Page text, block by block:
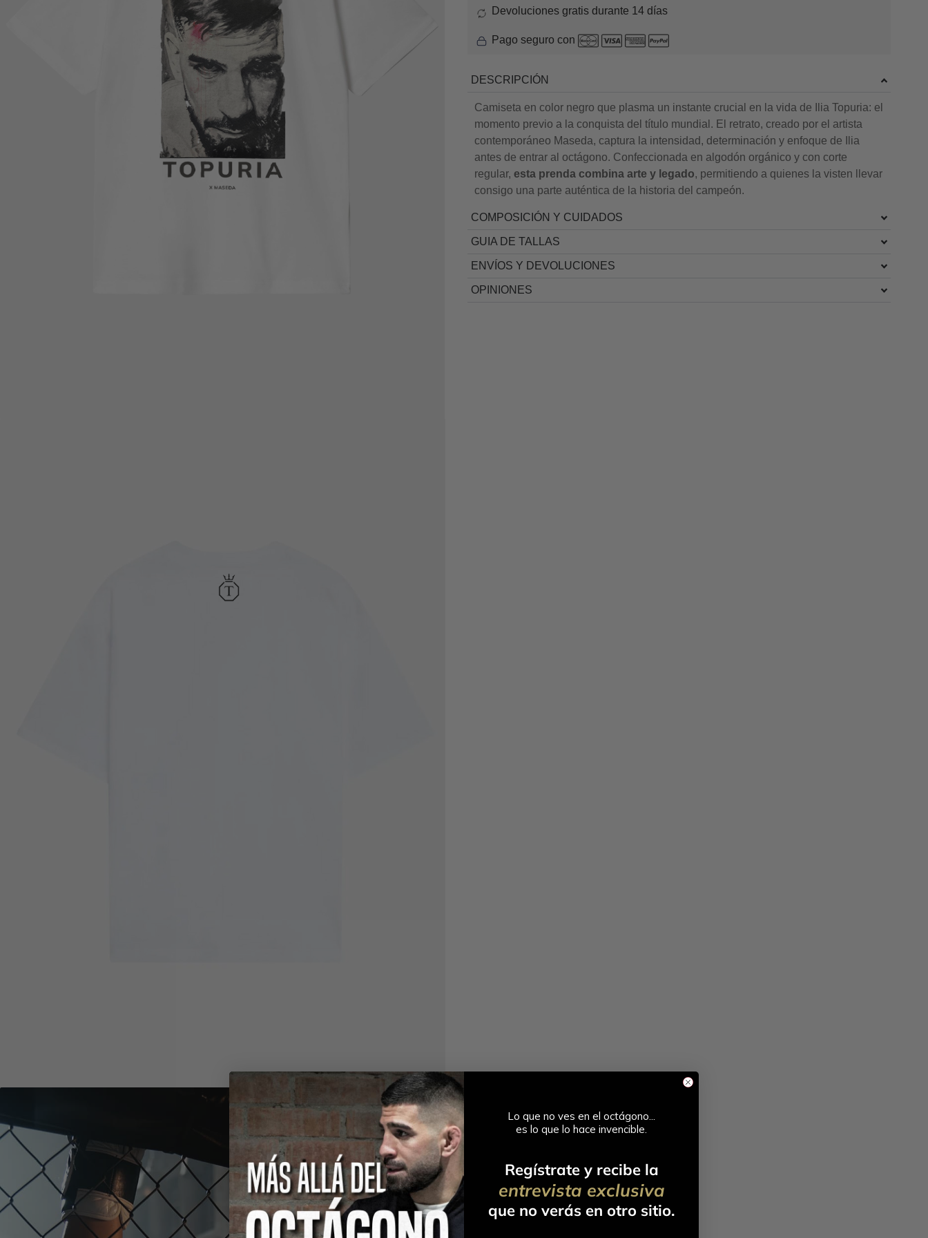
Devoluciones gratis durante 14 días
Pago seguro con
DESCRIPCIÓN
Camiseta en color negro que plasma un instante crucial en la vida de Ilia Topuria: el
momento previo a la conquista del título mundial. El retrato, creado por el artista
contemporáneo Maseda, captura la intensidad, determinación y enfoque de Ilia
antes de entrar al octágono. Confeccionada en algodón orgánico y con corte
regular,esta prenda combina arte y legado, permitiendo a quienes la visten llevar
consigo una parte auténtica de la historia del campeón.
COMPOSICIÓN Y CUIDADOS
GUIA DE TALLAS
ENVÍOS Y DEVOLUCIONES
OPINIONES
Lo que no ves en el octágono...
es lo que lo hace invencible.
Regístrate y recibe la
entrevista exclusiva
que no verás en otro sitio.